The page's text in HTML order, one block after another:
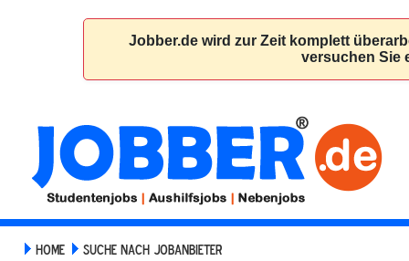
HOME SUCHE NACH JOBANBIETER